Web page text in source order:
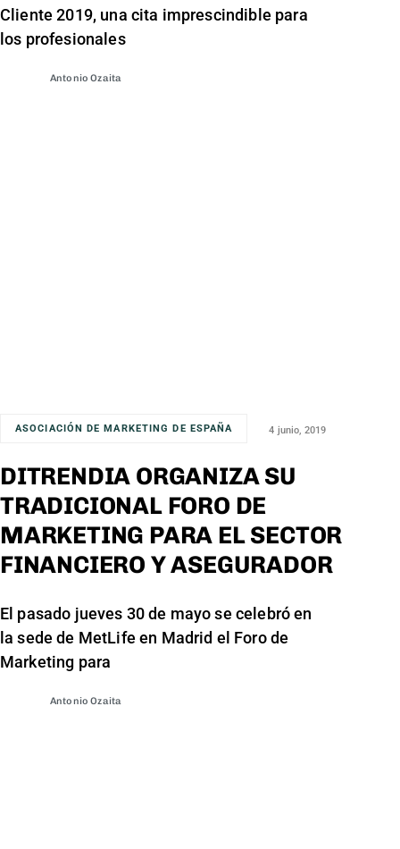
Cliente 2019, una cita imprescindible para
los profesionales
Antonio Ozaita
ASOCIACIÓN DE MARKETING DE ESPAÑA 4 junio, 2019
DITRENDIA ORGANIZA SU
TRADICIONAL FORO DE
MARKETING PARA EL SECTOR
FINANCIERO Y ASEGURADOR
El pasado jueves 30 de mayo se celebró en
la sede de MetLife en Madrid el Foro de
Marketing para
Antonio Ozaita